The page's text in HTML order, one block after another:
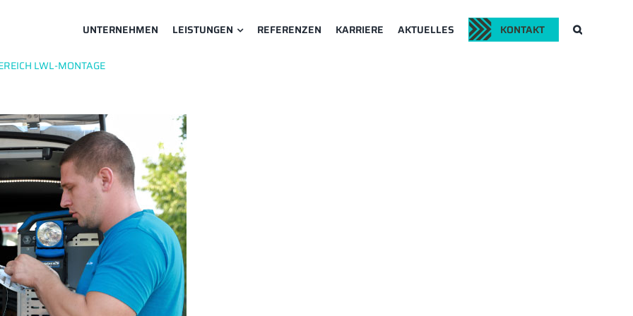
UNTERNEHMEN LEISTUNGEN REFERENZEN KARRIERE AKTUELLES KONTAKT
LWL-MONTAGE